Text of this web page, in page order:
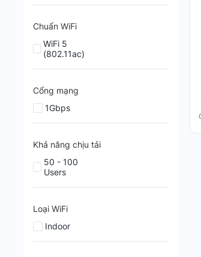
Chuẩn WiFi
WiFi 5
(802.11ac)
Cổng mạng
1Gbps
Khả năng chịu tải
50 - 100
Users
Loại WiFi
Indoor